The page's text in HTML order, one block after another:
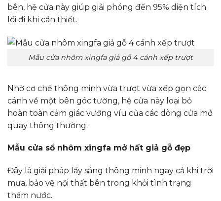
bên, hệ cửa này giúp giải phóng đến 95% diện tích
lối đi khi cần thiết.
Mẫu cửa nhôm xingfa giả gỗ 4 cánh xếp trượt
Nhờ cơ chế thông minh vừa trượt vừa xếp gọn các
cánh về một bên góc tường, hệ cửa này loại bỏ
hoàn toàn cảm giác vướng víu của các dòng cửa mở
quay thông thường.
Mẫu cửa sổ nhôm xingfa mở hất giả gỗ đẹp
Đây là giải pháp lấy sáng thông minh ngay cả khi trời
mưa, bảo vệ nội thất bên trong khỏi tình trạng
thấm nước.